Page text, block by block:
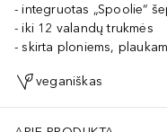
integruotas „Spoolie“
iki 12 valandų trukmės
skirta ploniems,
veganiškas